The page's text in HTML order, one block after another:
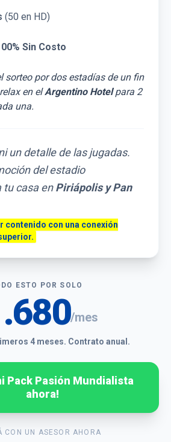
(50 en HD)
Sin Costo
sorteo por dos estadías de un fin
en elArgentino Hotelpara 2
una.
un detalle de las jugadas.
del estadio
tu casa enPiriápolis y Pan
contenido con una conexión
ESTO POR SOLO
/mes
4 meses. Contrato anual.
Pack Pasión Mundialista
ahora!
CON UN ASESOR AHORA